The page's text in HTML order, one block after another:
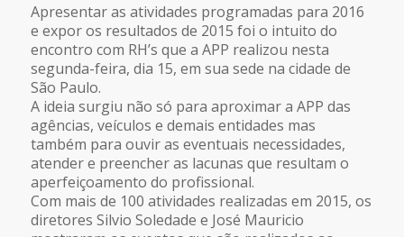
Apresentar as atividades programadas para 2016
e expor os resultados de 2015 foi o intuito do
encontro com RH’s que a APP realizou nesta
segunda-feira, dia 15, em sua sede na cidade de
São Paulo.
A ideia surgiu não só para aproximar a APP das
agências, veículos e demais entidades mas
também para ouvir as eventuais necessidades,
atender e preencher as lacunas que resultam o
aperfeiçoamento do profissional.
Com mais de 100 atividades realizadas em 2015, os
diretores Silvio Soledade e José Mauricio